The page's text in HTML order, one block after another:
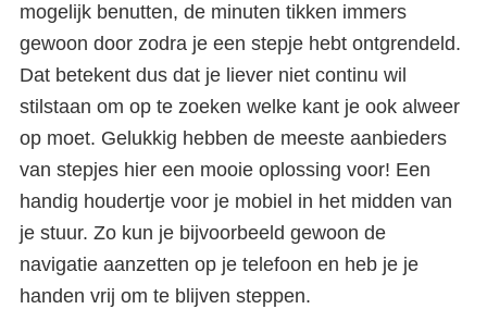
mogelijk benutten, de minuten tikken immers
gewoon door zodra je een stepje hebt ontgrendeld.
Dat betekent dus dat je liever niet continu wil
stilstaan om op te zoeken welke kant je ook alweer
op moet. Gelukkig hebben de meeste aanbieders
van stepjes hier een mooie oplossing voor! Een
handig houdertje voor je mobiel in het midden van
je stuur. Zo kun je bijvoorbeeld gewoon de
navigatie aanzetten op je telefoon en heb je je
handen vrij om te blijven steppen.